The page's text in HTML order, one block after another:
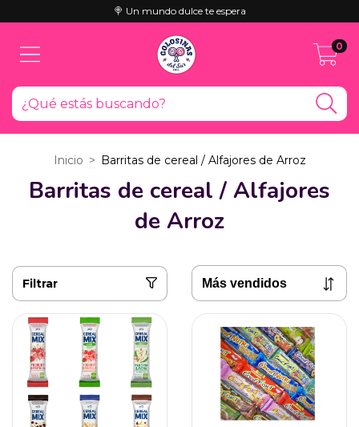
🍭 Un mundo dulce te espera
0
Inicio > Barritas de cereal / Alfajores de Arroz
Barritas de cereal / Alfajores
de Arroz
Filtrar